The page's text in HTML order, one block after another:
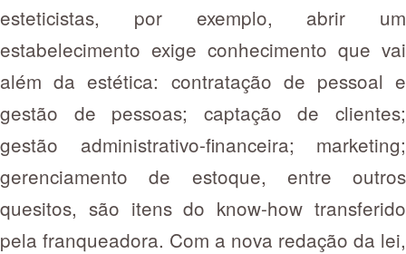
esteticistas, por exemplo, abrir um
estabelecimento exige conhecimento que vai
além da estética: contratação de pessoal e
gestão de pessoas; captação de clientes;
gestão administrativo-financeira; marketing;
gerenciamento de estoque, entre outros
quesitos, são itens do know-how transferido
pela franqueadora. Com a nova redação da lei,